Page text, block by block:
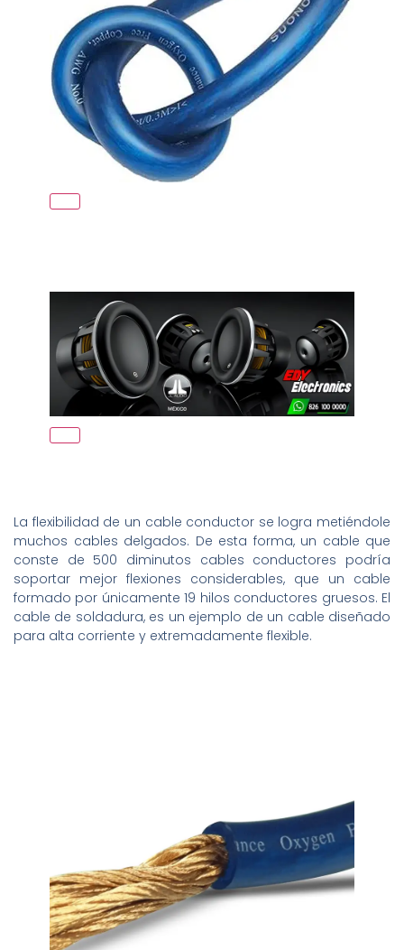
La flexibilidad de un cable conductor se logra metiéndole
muchos cables delgados. De esta forma, un cable que
conste de 500 diminutos cables conductores podría
soportar mejor flexiones considerables, que un cable
formado por únicamente 19 hilos conductores gruesos. El
cable de soldadura, es un ejemplo de un cable diseñado
para alta corriente y extremadamente flexible.